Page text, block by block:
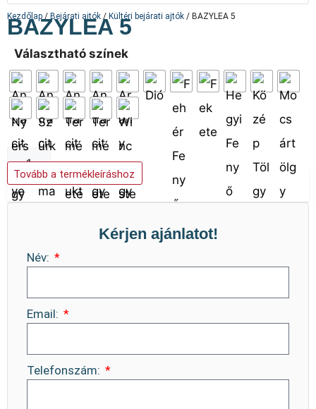
Kezdőlap / Bejárati ajtók / Kültéri bejárati ajtók / BAZYLEA 5
BAZYLEA 5
Választható színek
Kosárba teszem
Tovább a termékleíráshoz
Kérjen ajánlatot!
Név:
Email:
Telefonszám: